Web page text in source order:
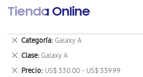
Tienda Online
Categoría Galaxy A
Eliminar
este
artículo
Clase Galaxy A
Eliminar
este
Precio US$ 330.00 - US$ 339.99
Eliminar